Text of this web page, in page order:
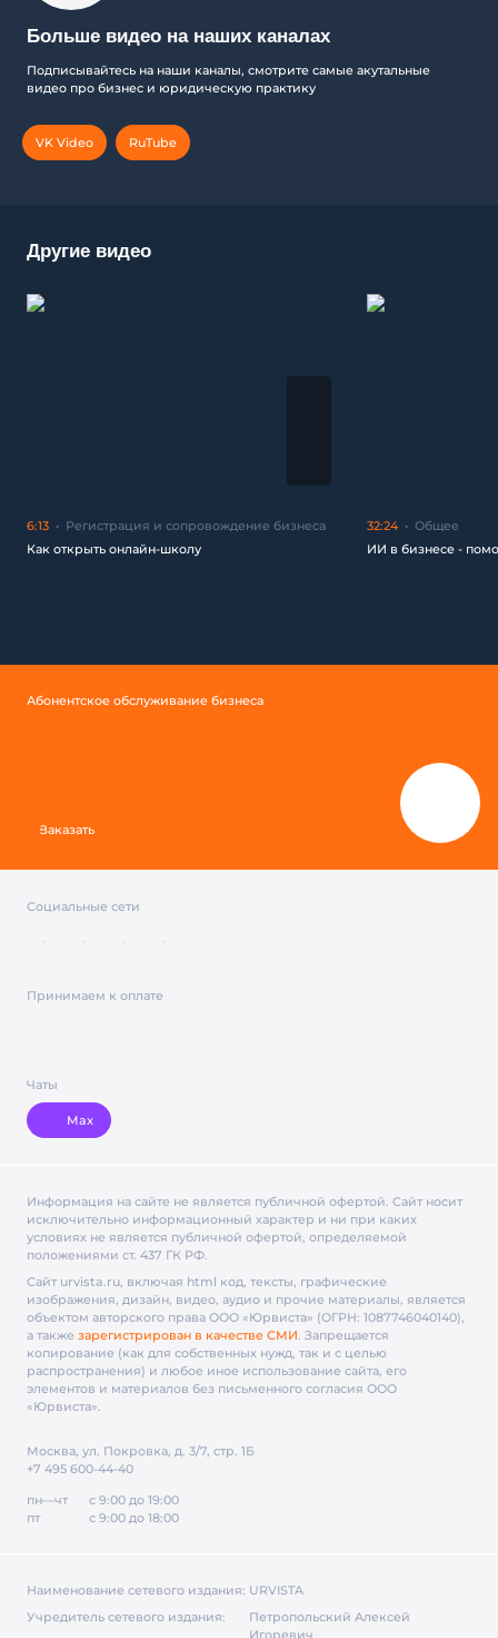
Другие видео
6:13
Регистрация и сопровождение бизнеса
Как открыть онлайн-школу
32:24
Общее
ИИ в бизнесе -
Больше видео на наших каналах
Подписывайтесь на наши каналы, смотрите самые акутальные
видео про бизнес и юридическую практику
VK Video RuTube
Абонентское обслуживание бизнеса
Заказать
Социальные сети
Принимаем к оплате
Чаты
Max
Информация на сайте не является публичной офертой. Cайт носит
исключительно информационный характер и ни при каких
условиях не является публичной офертой, определяемой
положениями ст. 437 ГК РФ.
Сайт urvista.ru, включая html код, тексты, графические
изображения, дизайн, видео­, аудио­ и прочие материалы, является
объектом авторского права ООО «Юрвиста» (ОГРН: 1087746040140),
а также зарегистрирован в качестве СМИ. Запрещается
копирование (как для собственных нужд, так и с целью
распространения) и любое иное использование сайта, его
элементов и материалов без письменного согласия ООО
«Юрвиста».
Москва, ул. Покровка, д. 3/7, стр. 1Б
+7 495 600-44-40
пн—чт
с 9:00 до 19:00
пт
с 9:00 до 18:00
Наименование сетевого издания: URVISTA
Учредитель сетевого издания:
Петропольский Алексей
Игоревич